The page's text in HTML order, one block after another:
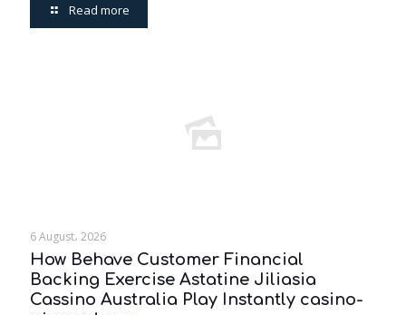
Read more
6 August، 2026
How Behave Customer Financial
Backing Exercise Astatine Jiliasia
Cassino Australia Play Instantly casino-